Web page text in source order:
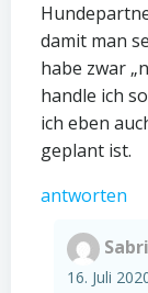
damit man
habe zwar
handle ich
ich eben
geplant ist.
antworten
16. Juli